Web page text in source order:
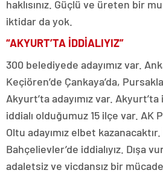
haklısınız. Güçlü ve üreten bir
iktidar da yok.
“AKYURT’TA İDDİALIYIZ”
300 belediyede adayımız var.
Keçiören’de Çankaya’da,
Akyurt’ta adayımız var. Akyurt’ta
iddialı olduğumuz 15 ilçe var. AK
Oltu adayımız elbet
Bahçelievler’de iddialıyız. Dışa
adaletsiz ve vicdansız bir